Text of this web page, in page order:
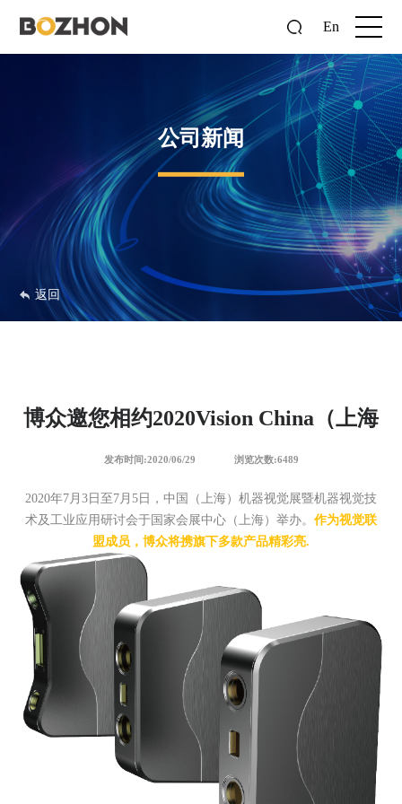
En
公司新闻
返回
博众邀您相约2020Vision China（上海
发布时间:2020/06/29 浏览次数:6489
2020年7月3日至7月5日，中国（上海）机器视觉展暨机器视觉技
术及工业应用研讨会于国家会展中心（上海）举办。 作为视觉联
盟成员，博众将携旗下多款产品精彩亮.